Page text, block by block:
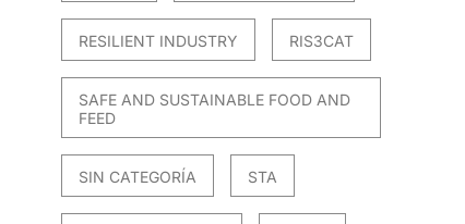
RESILIENT INDUSTRY RIS3CAT
SAFE AND SUSTAINABLE FOOD AND
FEED
SIN CATEGORÍA STA